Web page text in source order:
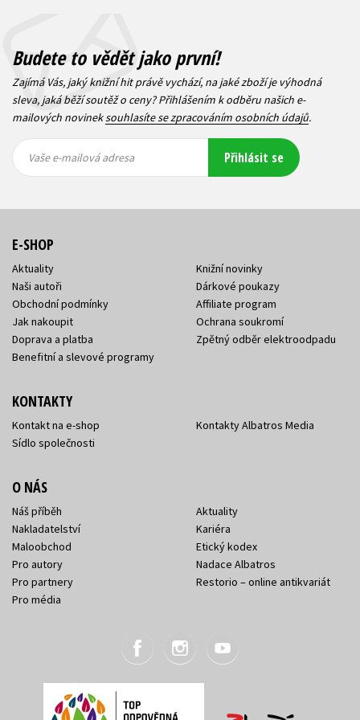
Budete to vědět jako první!
Zajímá Vás, jaký knižní hit právě vychází, na jaké zboží je výhodná
sleva, jaká běží soutěž o ceny? Přihlášením k odběru našich e-
mailových novineksouhlasíte se zpracováním osobních údajů.
mailová
mailová
Vaše e-mailová adresa Přihlásit se
E-SHOP
Aktuality
Naši autoři
Obchodní podmínky
Jak nakoupit
Doprava a platba
Benefitní a slevové programy
Knižní novinky
Dárkové poukazy
Affiliate program
Ochrana soukromí
Zpětný odběr elektroodpadu
KONTAKTY
Kontakt na e-shop
Sídlo společnosti
Kontakty Albatros Media
O NÁS
Náš příběh
Nakladatelství
Maloobchod
Pro autory
Pro partnery
Pro média
Aktuality
Kariéra
Etický kodex
Nadace Albatros
Restorio – online antikvariát